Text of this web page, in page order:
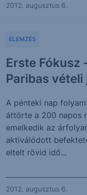
2012. augusztus 6.
Erste Fókusz
Paribas
ELEMZÉS
A pénteki nap
áttörte a 200 napos
emelkedik az
aktiválódott
eltelt rövid idő...
2012. augusztus 6.